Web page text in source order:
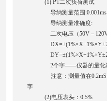
(1) PT二次负荷测试
导纳测量范围
导纳测量准确度:
二次电压（50V－
DX=±(1%×X+1%×Y±2
DY=±(1%×X+1%×Y±2
2个字——仪器的量化
注意：测量值在0.2mS以下
字
(2)电压表头：0.5%